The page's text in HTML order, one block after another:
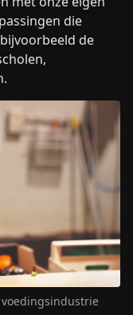
die
de